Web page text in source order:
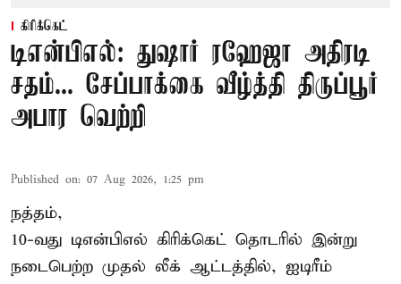
கிரிக்கெட்
டிஎன்பிஎல்: துஷார் ரஹேஜா அதிரடி
சதம்... சேப்பாக்கை வீழ்த்தி திருப்பூர்
அபார வெற்றி
Published on: 07 Aug 2026, 1:25 pm
நத்தம்,
10-வது டிஎன்பிஎல் கிரிக்கெட் தொடரில் இன்று
நடைபெற்ற முதல் லீக் ஆட்டத்தில், ஐடிரீம்